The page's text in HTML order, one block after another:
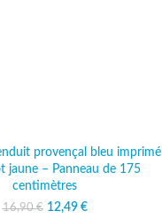
provençal bleu imprimé
jaune – Panneau de 175
centimètres
16,90€
Le prix initial était :
12,49 €